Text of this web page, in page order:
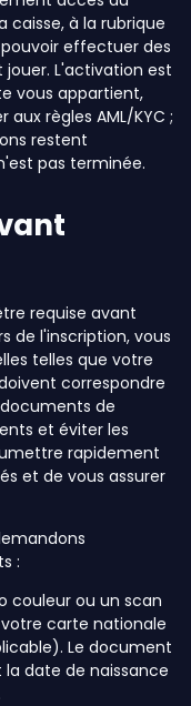
à la rubrique
effectuer des
jouer. L'activation est
vous appartient,
règles AML/KYC ;
restent
pas terminée.
requise avant
de l'inscription, vous
telles que votre
correspondre
de
et éviter les
rapidement
et de vous assurer
:
couleur ou un scan
carte nationale
Le document
date de naissance